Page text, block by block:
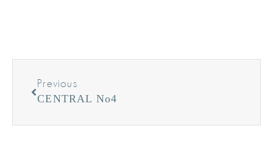
Previous
CENTRAL No4